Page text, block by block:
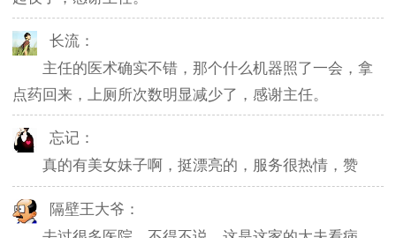
长流：
主任的医术确实不错，那个什么机器照了一会，拿
点药回来，上厕所次数明显减少了，感谢主任。
忘记：
真的有美女妹子啊，挺漂亮的，服务很热情，赞
隔壁王大爷：
去过很多医院，不得不说，这是这家的大夫看病